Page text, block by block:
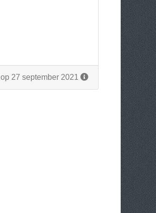
op 27 september 2021